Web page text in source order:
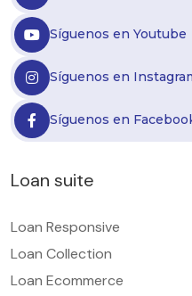
Síguenos en Youtube
Síguenos en
Síguenos en
Loan suite
Loan Responsive
Loan Collection
Loan Ecommerce